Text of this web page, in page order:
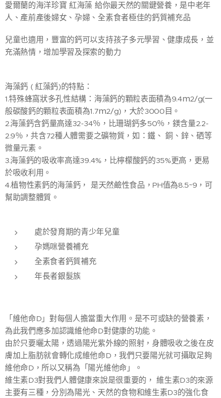
愛爾蘭的海洋珍寶 紅海藻 給你最天然的關鍵營養，是中老年
人、產前產後婦女、孕婦、全素食者極佳的鈣質補充品
兒童也適用，豐富的鈣可以支持孩子多元學習、健康成長，並
充滿熱情，增加學習及探索的動力
海藻鈣 ( 紅藻鈣)的特點：
1.特殊蜂窩狀多孔性結構：海藻鈣的顆粒表面積為9.4ｍ2/g(一
般碳酸鈣的顆粒表面積為1.7ｍ2/g)，大於3000目。
2.海藻鈣含鈣量高達32-34％，比珊瑚鈣多50％，鎂含量2.2-
2.9％，共含72種人體需要之礦物質，如：鐵、 銅、鋅、硒等
微量元素。
3.海藻鈣的吸收率高達39.4%，比檸檬酸鈣的35%更高，更易
於吸收利用。
4.植物性素鈣的海藻鈣， 是天然鹼性食品，PH值為8.5~9，可
幫助調整體質。
處於發育期的青少年兒童
孕媽咪營養補充
全素食者鈣質補充
年長者銀髮族
「維他命D」對每個人擔當重大作用。是不可或缺的營養素，
為此我們應多加認識維他命D對健康的功能。
由於只要曬太陽，透過陽光紫外線的照射，身體吸收之後在皮
膚加上脂肪就會轉化成維他命D，我們只要陽光就可攝取足夠
維他命D，所以又稱為「陽光維他命」。
維生素D3對我們人體健康來說是很重要的， 維生素D3的來源
主要有三種，分別為陽光、天然的食物和維生素D3的強化食